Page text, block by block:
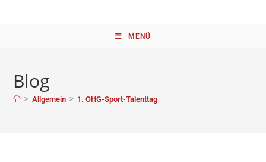
MENÜ
Blog
> Allgemein > 1. OHG-Sport-Talenttag